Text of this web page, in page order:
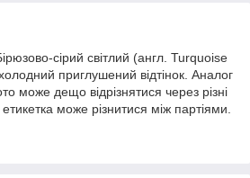
сірий світлий (англ. Turquoise
приглушений відтінок. Аналог
може дещо відрізнятися через різні
може різнитися між партіями.